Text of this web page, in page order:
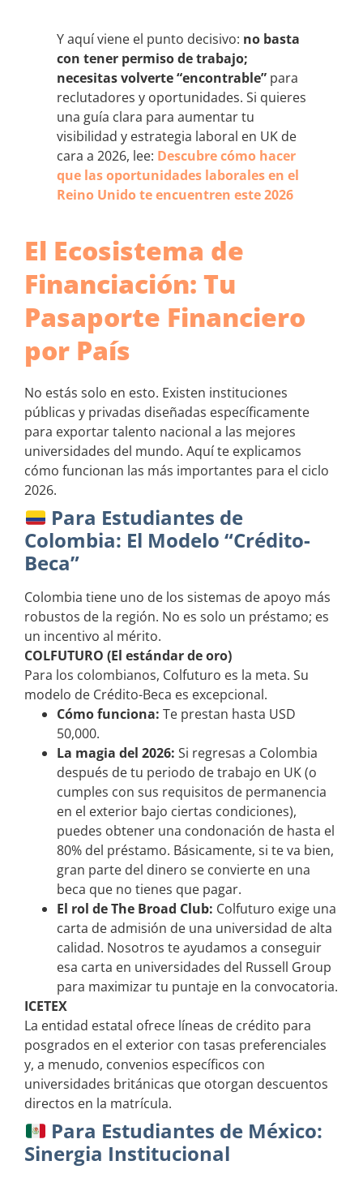
Y aquí viene el punto decisivo: no basta
con tener permiso de trabajo;
necesitas volverte “encontrable” para
reclutadores y oportunidades. Si quieres
una guía clara para aumentar tu
visibilidad y estrategia laboral en UK de
cara a 2026, lee: Descubre cómo hacer
que las oportunidades laborales en el
Reino Unido te encuentren este 2026
El Ecosistema de
Financiación: Tu
Pasaporte Financiero
por País
No estás solo en esto. Existen instituciones
públicas y privadas diseñadas específicamente
para exportar talento nacional a las mejores
universidades del mundo. Aquí te explicamos
cómo funcionan las más importantes para el ciclo
2026.
Para Estudiantes de
Colombia: El Modelo “Crédito-
Beca”
Colombia tiene uno de los sistemas de apoyo más
robustos de la región. No es solo un préstamo; es
un incentivo al mérito.
COLFUTURO (El estándar de oro)
Para los colombianos, Colfuturo es la meta. Su
modelo de Crédito-Beca es excepcional.
Cómo funciona: Te prestan hasta USD
50,000.
La magia del 2026: Si regresas a Colombia
después de tu periodo de trabajo en UK (o
cumples con sus requisitos de permanencia
en el exterior bajo ciertas condiciones),
puedes obtener una condonación de hasta el
80% del préstamo. Básicamente, si te va bien,
gran parte del dinero se convierte en una
beca que no tienes que pagar.
El rol de The Broad Club: Colfuturo exige una
carta de admisión de una universidad de alta
calidad. Nosotros te ayudamos a conseguir
esa carta en universidades del Russell Group
para maximizar tu puntaje en la convocatoria.
ICETEX
La entidad estatal ofrece líneas de crédito para
posgrados en el exterior con tasas preferenciales
y, a menudo, convenios específicos con
universidades británicas que otorgan descuentos
directos en la matrícula.
Para Estudiantes de México:
Sinergia Institucional